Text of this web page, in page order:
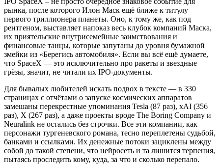
рынка, после которого Илон Маск ещё ближе к титулу
первого триллионера планеты. Оно, к тому же, как под
рентгеном, выставляет напоказ весь клубок компаний Маска,
их приятельские внутрисемейные заимствования и
финансовые танцы, которые запутаны до уровня бумажной
змейки из «Берегись автомобиля». Если вы всё ещё думаете,
что SpaceX — это исключительно про ракеты и звездные
грёзы, значит, не читали их IPO-документы.
Для бывалых любителей искать подвох в тексте — в 330
страницах с отчётами о запуске космических аппаратов
замешаны перекрестные упоминания Tesla (87 раз), xAI (356
раз), X (267 раз), а даже проекты вроде The Boring Company и
Neuralink не остались без строчки. Все эти компании, как
персонажи тургеневского романа, тесно переплетены судьбой,
банками и ссылками. Их денежные потоки зациклены между
собой до такой степени, что нейросеть и та лишится терпения,
пытаясь проследить кому, куда, за что и сколько перепало.